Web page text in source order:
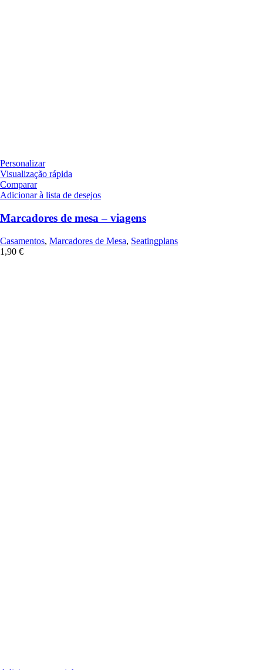
Personalizar
Visualização rápida
Comparar
Adicionar à lista de desejos
Marcadores de mesa – viagens
Casamentos, Marcadores de Mesa, Seatingplans
1,90 €